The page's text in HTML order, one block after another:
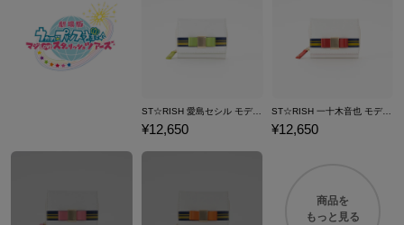
ST☆RISH 愛島セシル モデル 三つ折り財布 劇場版 うたの☆プリンスさまっ♪ マジLOVEスターリッシュツアーズ
¥12,650 ¥12,650
商品を
もっと見る